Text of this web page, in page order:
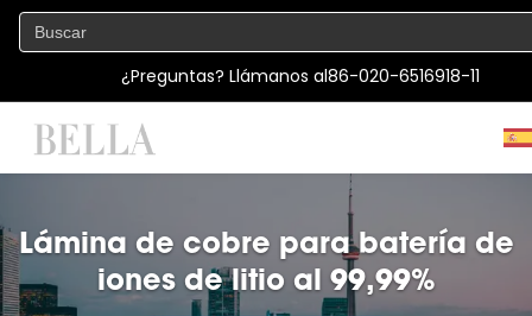
¿Preguntas? Llámanos al86-020-6516918-11
Lámina de cobre para batería de
iones de litio al 99,99%